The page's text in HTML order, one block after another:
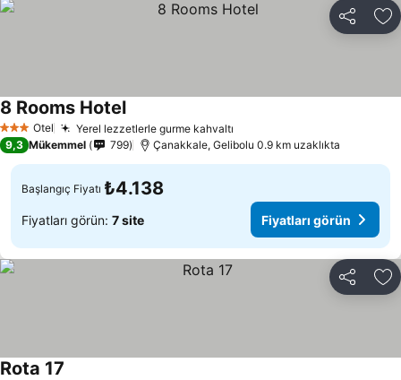
Paylaş
3 YıldızOtel Yerel lezzetlerle gurme kahvaltı
8 Rooms Hotel
9,3 Mükemmel 799 Çanakkale, Gelibolu 0.9 km uzaklıkta
Başlangıç Fiyatı ₺4.138
Fiyatları görün: 7 site Fiyatları görün
Paylaş
Rota 17